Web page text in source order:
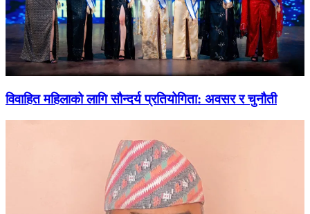
विवाहित महिलाको लागि सौन्दर्य प्रतियोगिता: अवसर र चुनौती